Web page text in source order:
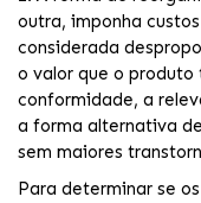
outra, imponha
considerada
o valor que o
conformidade, a
a forma alternativa
sem maiores
Para determinar se